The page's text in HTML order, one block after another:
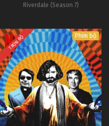
Riverdale (Season 7)
TRỌN BỘ Phim bộ